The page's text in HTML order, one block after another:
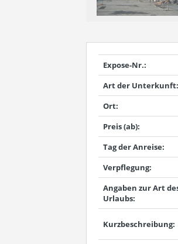
Expose-Nr.:
Art der Unterkunft:
Ort:
Preis (ab):
Tag der Anreise:
Verpflegung:
Angaben zur Art
Urlaubs:
Kurzbeschreibung: